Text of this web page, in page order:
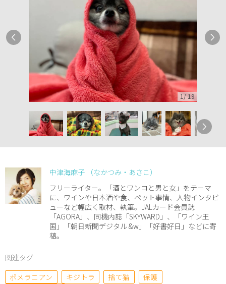
1/19
中津海麻子 （なかつみ・あさこ）
フリーライター。「酒とワンコと男と女」をテーマ
に、ワインや日本酒や食、ペット事情、人物インタビ
ューなど幅広く取材、執筆。JALカード会員誌
「AGORA」、同機内誌「SKYWARD」、「ワイン王
国」「朝日新聞デジタル &w」「好書好日」などに寄
稿。
関連タグ
ポメラニアン
キジトラ 捨て猫
保護